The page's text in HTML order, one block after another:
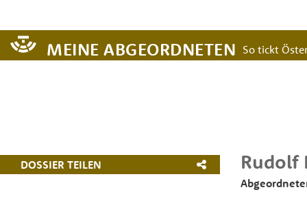
MEINE ABGEORDNETEN So tickt
DOSSIER TEILEN Rudolf